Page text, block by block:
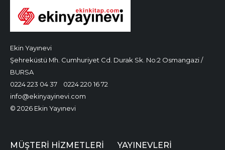
Ekin Yayınevi
Şehreküstü Mh. Cumhuriyet Cd. Durak Sk. No:2 Osmangazi /
BURSA
0224 223 04 37
0224 220 16 72
info@ekinyayinevi.com
© 2026 Ekin Yayınevi
MÜŞTERI HIZMETLERI YAYINEVLERI